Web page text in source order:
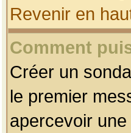
Revenir en
Comment
Créer un
le premier
apercevoir